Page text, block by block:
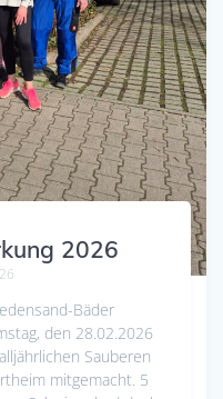
2026
Bäder
den 28.02.2026
Sauberen
mitgemacht. 5